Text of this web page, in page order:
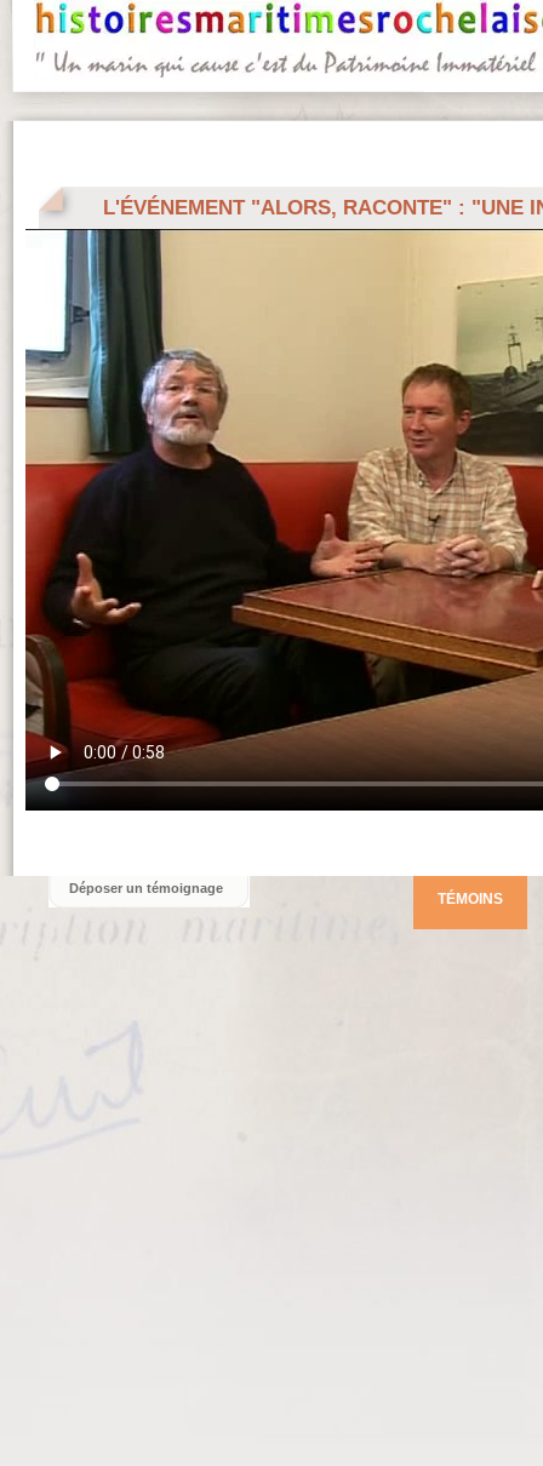
L'ÉVÉNEMENT "ALORS, RACONTE" : "UNE
NOVICE À BORD DU FRANCE I. IMAGES
TÉMOINS
Déposer un témoignage